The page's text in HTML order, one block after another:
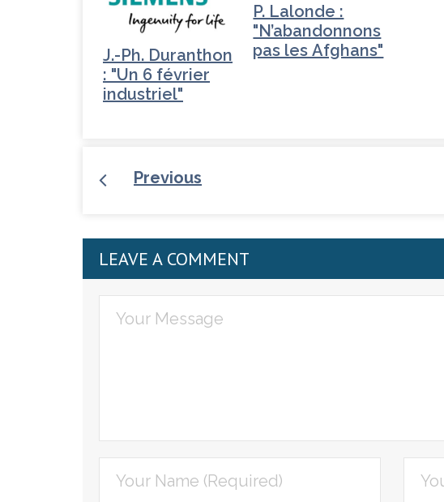
J.-Ph. Duranthon
: "Un 6 février
industriel"
P. Lalonde :
"N’abandonnons
pas les Afghans"
Previous
LEAVE A COMMENT